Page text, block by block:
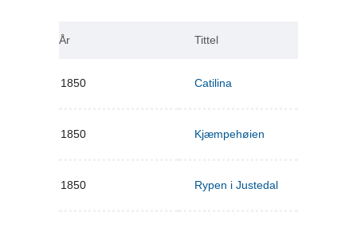
År Tittel
1850 Catilina
1850 Kjæmpehøien
1850 Rypen i Justedal